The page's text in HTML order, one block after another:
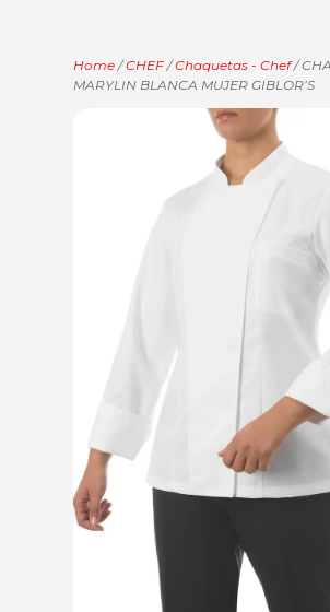
Home /CHEF /Chaquetas - Chef/
MARYLIN BLANCA MUJER GIBLOR’S